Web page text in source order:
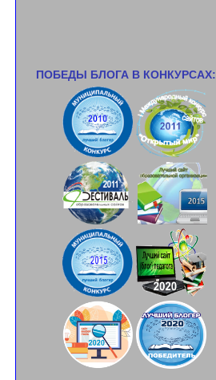
ПОБЕДЫ БЛОГА В КОНКУРСАХ: